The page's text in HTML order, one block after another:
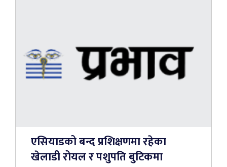
एसियाडको बन्द प्रशिक्षणमा रहेका
खेलाडी रोयल र पशुपति बुटिकमा